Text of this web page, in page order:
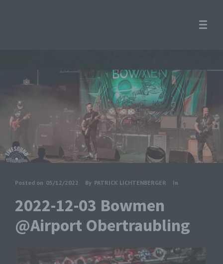
Posted on 05/12/2022 By PATRICK LICHTENBERGER In
2022-12-03 Bowmen
@Airport Obertraubling